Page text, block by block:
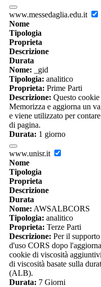
www.messedaglia.edu.it
Nome
Tipologia
Proprieta
Descrizione
Durata
Nome: _gid
Tipologia: analitico
Proprieta: Prime Parti
Descrizione: Questo
Memorizza e aggiorna un
e viene utilizzato per
di pagina.
Durata: 1 giorno
www.unisr.it
Nome
Tipologia
Proprieta
Descrizione
Durata
Nome: AWSALBCORS
Tipologia: analitico
Proprieta: Terze Parti
Descrizione: Per il
d'uso CORS dopo
cookie di viscosità
di viscosità basate sulla
(ALB).
Durata: 7 Giorni